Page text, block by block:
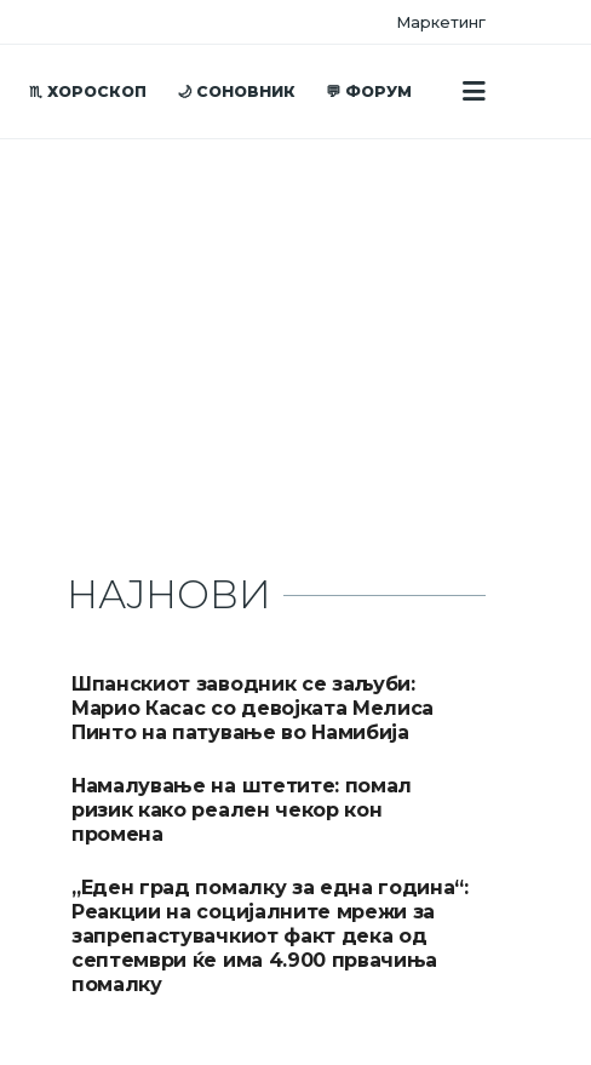
Маркетинг
♏ ХОРОСКОП 🌙 СОНОВНИК 💬 ФОРУМ
НАЈНОВИ
Шпанскиот заводник се заљуби:
Марио Касас со девојката Мелиса
Пинто на патување во Намибија
Намалување на штетите: помал
ризик како реален чекор кон
промена
„Еден град помалку за една година“:
Реакции на социјалните мрежи за
запрепастувачкиот факт дека од
септември ќе има 4.900 првачиња
помалку